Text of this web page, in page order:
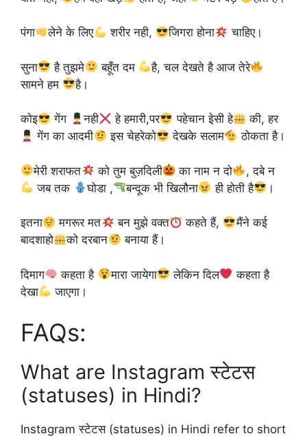
पंगा लेने के लिए शरीर नही, जिगरा होना चाहिए।
सुना है तुझमे बहूँत दम
है, चल देखते है आज तेरे
सामने हम
है।
कोइ गेंग नही हे हमारी,पर पहेचान इेसी हे
की, हर
गेंग का आदमी
इस चेहरेको देखके सलाम ठोकता है।
मेरी शराफत को तुम बुज़दिली का नाम न दो
, दबे न
जब तक
घोडा , बन्दूक भी खिलौना ही होती है ।
इतना मगरूर मत बन मुझे वक्त कहते हैं,
मैंने कई
बादशाहो
को दरबान बनाया हैं।
दिमाग कहता है मारा जायेगा लेकिन दिल
कहता है
देखा
जाएगा।
FAQs:
What are Instagram स्टेटस
(statuses) in Hindi?
Instagram स्टेटस (statuses) in Hindi refer to short